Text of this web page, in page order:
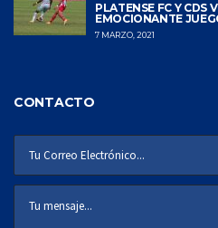
PLATENSE FC Y CDS
EMOCIONANTE
7 MARZO, 2021
CONTACTO